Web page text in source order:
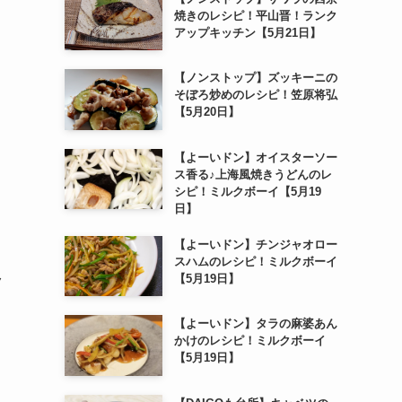
焼きのレシピ！平山晋！ランク
アップキッチン【5月21日】
【ノンストップ】ズッキーニの
そぼろ炒めのレシピ！笠原将弘
【5月20日】
【よーいドン】オイスターソー
ス香る♪上海風焼きうどんのレ
シピ！ミルクボーイ【5月19
日】
【よーいドン】チンジャオロー
スハムのレシピ！ミルクボーイ
【5月19日】
【よーいドン】タラの麻婆あん
かけのレシピ！ミルクボーイ
【5月19日】